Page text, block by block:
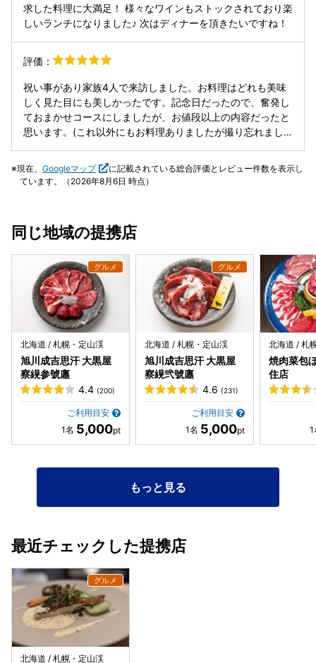
求した料理に大満足！ 様々なワインもストックされており楽
しいランチになりました♪ 次はディナーを頂きたいですね！
評価：
祝い事があり家族4人で来訪しました。お料理はどれも美味
しく見た目にも美しかったです。記念日だったので、奮発し
ておまかせコースにしましたが、お値段以上の内容だったと
思います。(これ以外にもお料理ありましたが撮り忘れまし
してみたいです。
現在、 Googleマップ
に記載されている総合評価とレビュー件数を表示し
ています。（2026年8月6日 時点）
同じ地域の提携店
北海道 / 札幌・定山渓
旭川成吉思汗 大黒屋
察縨参號廛
4.4 (200)
ご利用目安
5,000
北海道 / 札幌・定山渓
旭川成吉思汗 大黒屋
察縨弐號廛
4.6 (231)
ご利用目安
5,000
北海道 / 札
焼肉菜包
住店
もっと見る
最近チェックした提携店
北海道 / 札幌・定山渓